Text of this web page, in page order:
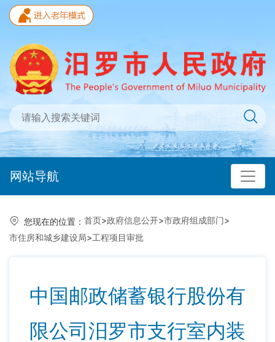
网站导航
您现在的位置： 首页>政府信息公开>市政府组成部门>
市住房和城乡建设局>工程项目审批
中国邮政储蓄银行股份有
限公司汨罗市支行室内装